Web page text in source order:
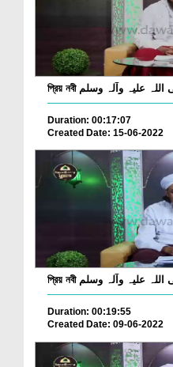
Duration: 00:17:07
Created Date: 15-06-2022
Duration: 00:19:55
Created Date: 09-06-2022